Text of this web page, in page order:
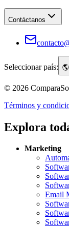
Contáctanos
Seleccionar país: 🌎
© 2026
Términos y
Explora
Marketing
Email